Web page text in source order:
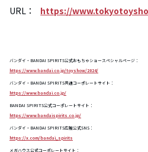
URL：
https://
バンダイ・BANDAI SPIRITS公式おもちゃショースペシャルページ：
https://www.bandai.co.jp/toyshow/2024/
バンダイ・BANDAI SPIRITS共通コーポレートサイト：
https://www.bandai.co.jp/
BANDAI SPIRITS公式コーポレートサイト：
https://www.bandaispirits.co.jp/
バンダイ・BANDAI SPIRITS広報公式SNS：
https://x.com/bandai_spirits
メガハウス公式コーポレートサイト：